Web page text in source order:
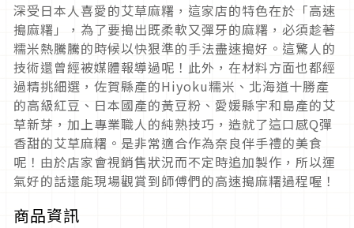
深受日本人喜愛的艾草麻糬，這家店的特色在於「高速
搗麻糬」，為了要搗出既柔軟又彈牙的麻糬，必須趁著
糯米熱騰騰的時候以快狠準的手法盡速搗好。這驚人的
技術還曾經被媒體報導過呢！此外，在材料方面也都經
過精挑細選，佐賀縣產的Hiyoku糯米、北海道十勝產
的高級紅豆、日本國產的黃豆粉、愛媛縣宇和島產的艾
草新芽，加上專業職人的純熟技巧，造就了這口感Q彈
香甜的艾草麻糬。是非常適合作為奈良伴手禮的美食
呢！由於店家會視銷售狀況而不定時追加製作，所以運
氣好的話還能現場觀賞到師傅們的高速搗麻糬過程喔！
商品資訊